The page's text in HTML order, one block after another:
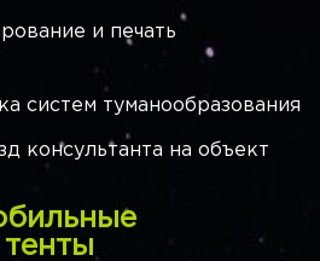
и печать
систем туманообразования
консультанта на объект
тенты